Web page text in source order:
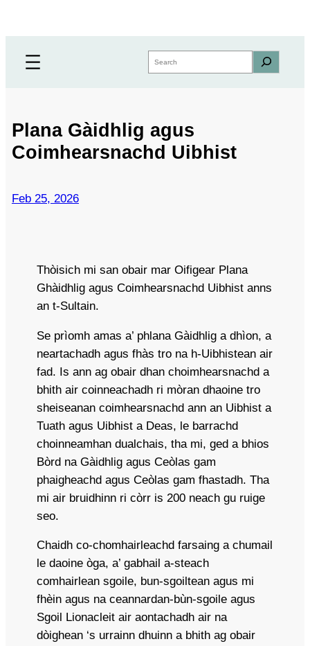
Search
Plana Gàidhlig agus
Coimhearsnachd Uibhist
Feb 25, 2026
Thòisich mi san obair mar Oifigear Plana
Ghàidhlig agus Coimhearsnachd Uibhist anns
an t-Sultain.
Se prìomh amas a’ phlana Gàidhlig a dhìon, a
neartachadh agus fhàs tro na h-Uibhistean air
fad. Is ann ag obair dhan choimhearsnachd a
bhith air coinneachadh ri mòran dhaoine tro
sheiseanan coimhearsnachd ann an Uibhist a
Tuath agus Uibhist a Deas, le barrachd
choinneamhan dualchais, tha mi, ged a bhios
Bòrd na Gàidhlig agus Ceòlas gam
phaigheachd agus Ceòlas gam fhastadh. Tha
mi air bruidhinn ri còrr is 200 neach gu ruige
seo.
Chaidh co-chomhairleachd farsaing a chumail
le daoine òga, a’ gabhail a-steach
comhairlean sgoile, bun-sgoiltean agus mi
fhèin agus na ceannardan-bùn-sgoile agus
Sgoil Lionacleit air aontachadh air na
dòighean ‘s urrainn dhuinn a bhith ag obair